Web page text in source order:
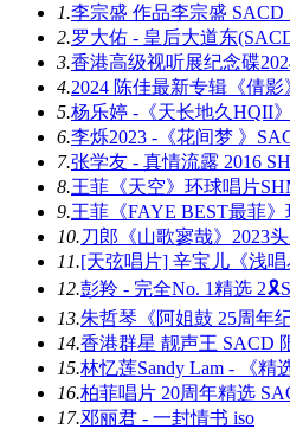
1.李宗盛 作品李宗盛 SACD
2.罗大佑 - 皇后大道东
3.香港高级视听展纪念碟
4.2024 陈佳最新专辑《倩影
5.杨乐婷 -《天长地久HQII
6.李烁2023 -《花间梦 》
7.张学友 - 真情流露 2016
8.王菲《天空》环球唱片
9.王菲《FAYE BEST最菲
10.刀郎《山歌寥哉》2023
11.[天弦唱片] 辛宝儿《浅唱
12.彭羚 - 完全No. 1精选
13.朱哲琴《阿姐鼓 25周年
14.香港群星 靓声王 SACD
15.林忆莲Sandy Lam - 《精
16.柏菲唱片 20周年精选
17.邓丽君 - 一封情书 iso